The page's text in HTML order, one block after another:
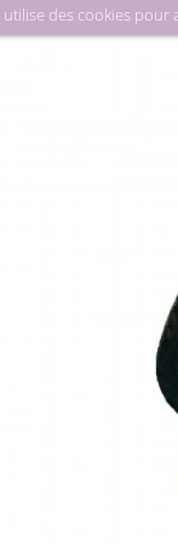
des cookies pour